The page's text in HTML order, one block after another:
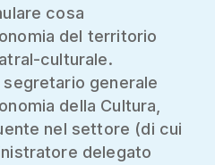
cosa
del territorio
culturale.
generale
della Cultura,
nel settore (di cui
delegato